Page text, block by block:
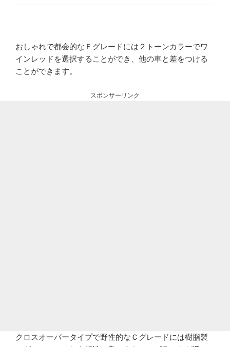
おしゃれで都会的なＦグレードには２トーンカラーでワ
インレッドを選択することができ、他の車と差をつける
ことができます。
スポンサーリンク
クロスオーバータイプで野性的なＣグレードには樹脂製